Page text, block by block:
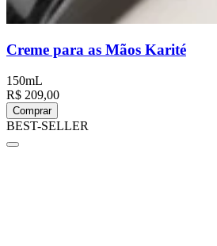
Creme para as Mãos Karité
150mL
R$ 209,00
Comprar
BEST-SELLER